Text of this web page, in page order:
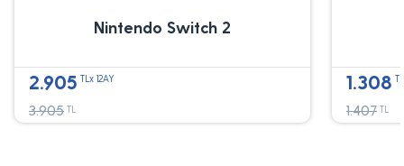
Nintendo Switch 2
2.905 TLx 12AY
3.905 TL
1.308
1.407 TL